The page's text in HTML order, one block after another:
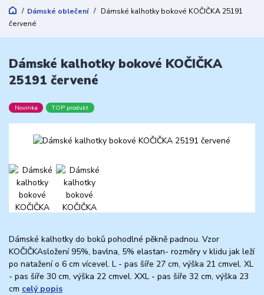
Dámské oblečení
Dámské kalhotky bokové KOČIČKA 25191
červené
Dámské kalhotky bokové KOČIČKA
25191 červené
Novinka TOP produkt
Dámské kalhotky do boků pohodlné pěkně padnou. Vzor
KOČIČKAsložení 95%, bavlna, 5% elastan- rozměry v klidu jak leží
po natažení o 6 cm vícevel. L - pas šíře 27 cm, výška 21 cmvel. XL
- pas šíře 30 cm, výška 22 cmvel. XXL - pas šíře 32 cm, výška 23
cm celý popis